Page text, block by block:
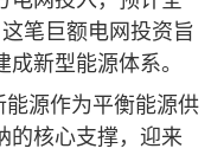
笔巨额电网投资旨
新型能源体系。
源作为平衡能源供
的核心支撑，迎来